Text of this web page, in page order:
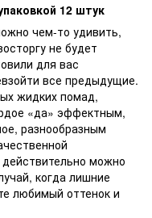
12 штук
чем-то удивить,
не будет
для вас
все предыдущие.
жидких помад,
«да» эффектным,
разнообразным
можно
когда лишние
любимый оттенок и